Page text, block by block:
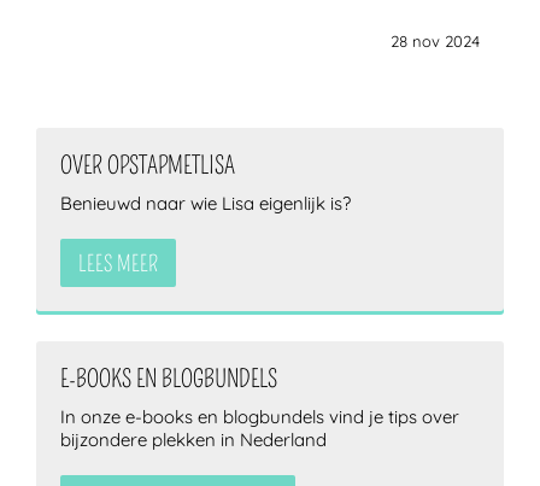
28 nov 2024
OVER OPSTAPMETLISA
Benieuwd naar wie Lisa eigenlijk is?
LEES MEER
E-BOOKS EN BLOGBUNDELS
In onze e-books en blogbundels vind je tips over
bijzondere plekken in Nederland